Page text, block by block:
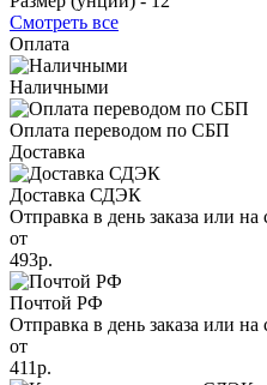
Смотреть все
Оплата
Наличными
Оплата переводом по СБП
Доставка
Доставка СДЭК
Отправка в день заказа или
от
493р.
Почтой РФ
Отправка в день заказа или
от
411р.